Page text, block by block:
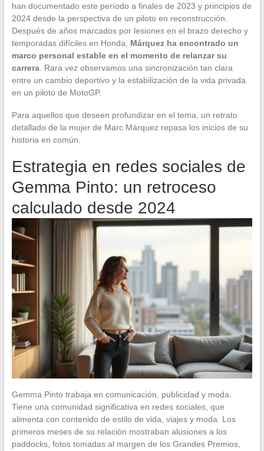
han documentado este período a finales de 2023 y principios de
2024 desde la perspectiva de un piloto en reconstrucción.
Después de años marcados por lesiones en el brazo derecho y
temporadas difíciles en Honda, Márquez ha encontrado un
marco personal estable en el momento de relanzar su
carrera. Rara vez observamos una sincronización tan clara
entre un cambio deportivo y la estabilización de la vida privada
en un piloto de MotoGP.
Para aquellos que deseen profundizar en el tema, un retrato
detallado de la mujer de Marc Márquez repasa los inicios de su
historia en común.
Estrategia en redes sociales de
Gemma Pinto: un retroceso
calculado desde 2024
Gemma Pinto trabaja en comunicación, publicidad y moda.
Tiene una comunidad significativa en redes sociales, que
alimenta con contenido de estilo de vida, viajes y moda. Los
primeros meses de su relación mostraban alusiones a los
paddocks, fotos tomadas al margen de los Grandes Premios,